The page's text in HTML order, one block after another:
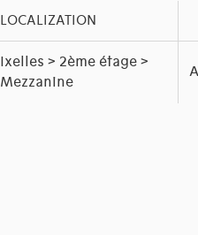
LOCALIZATION
Ixelles > 2ème étage >
Mezzanine